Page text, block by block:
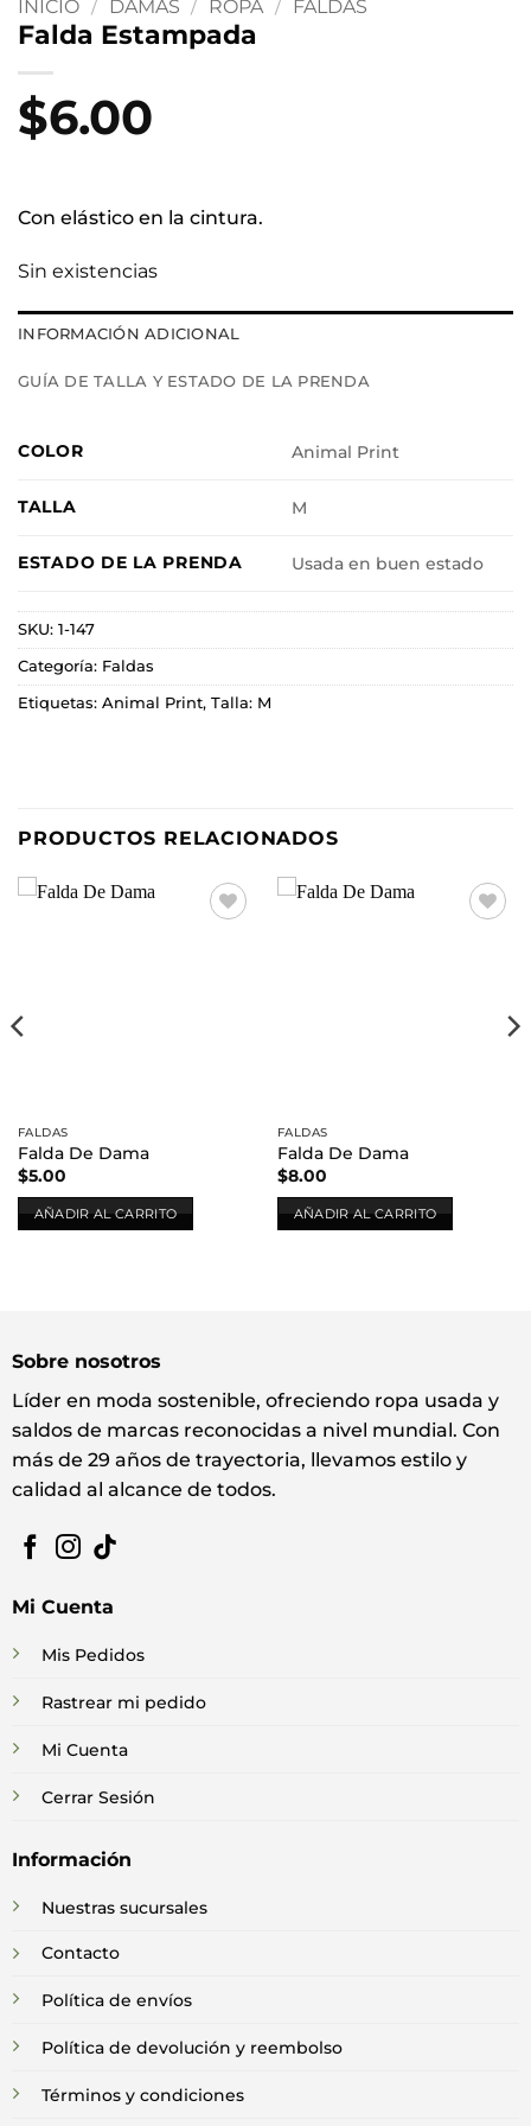
INICIO / DAMAS / ROPA / FALDAS
Falda Estampada
$6.00
Con elástico en la cintura.
Sin existencias
INFORMACIÓN ADICIONAL
GUÍA DE TALLA Y ESTADO DE LA PRENDA
COLOR Animal Print
TALLA M
ESTADO DE LA PRENDA Usada en buen estado
SKU: 1-147
Categoría: Faldas
Etiquetas: Animal Print, Talla: M
PRODUCTOS RELACIONADOS
FALDAS
Falda De Dama
$5.00
AÑADIR AL CARRITO
FALDAS
Falda De Dama
$8.00
AÑADIR AL CARRITO
Sobre nosotros
Líder en moda sostenible, ofreciendo ropa usada y
saldos de marcas reconocidas a nivel mundial. Con
más de 29 años de trayectoria, llevamos estilo y
calidad al alcance de todos.
Mi Cuenta
Mis Pedidos
Rastrear mi pedido
Mi Cuenta
Cerrar Sesión
Información
Nuestras sucursales
Contacto
Política de envíos
Política de devolución y reembolso
Términos y condiciones